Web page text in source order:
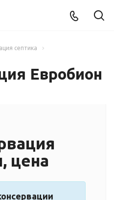
септика
Евробион
цена